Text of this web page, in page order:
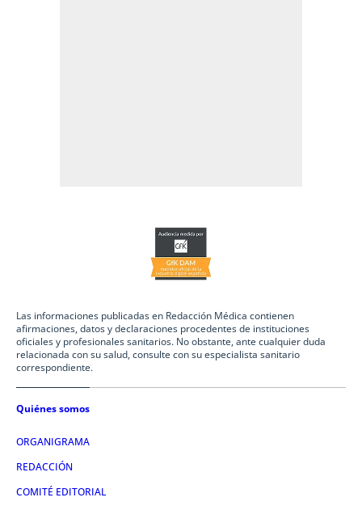
Las informaciones publicadas en Redacción Médica contienen
afirmaciones, datos y declaraciones procedentes de instituciones
oficiales y profesionales sanitarios. No obstante, ante cualquier duda
relacionada con su salud, consulte con su especialista sanitario
correspondiente.
Quiénes somos
ORGANIGRAMA
REDACCIÓN
COMITÉ EDITORIAL